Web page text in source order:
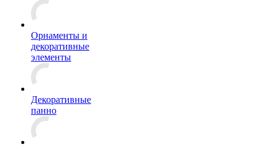
Орнаменты и
декоративные
элементы
Декоративные
панно